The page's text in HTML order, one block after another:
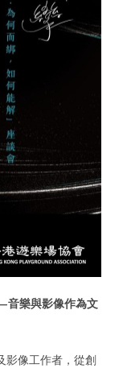
音樂與影像作為文
影像工作者，從創